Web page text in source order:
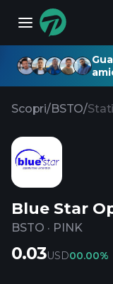
Scopri/BSTO/
Blue Star
BSTO · PINK
0.03USD00.00%